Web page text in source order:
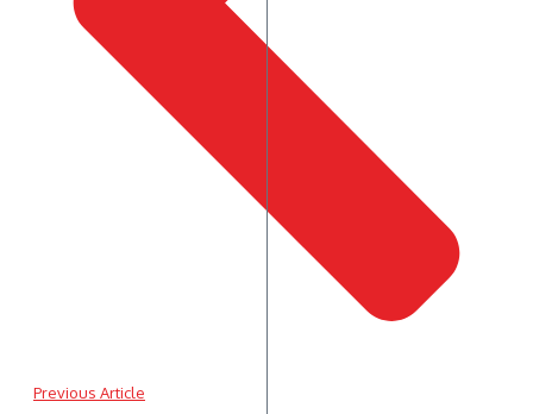
Previous Article